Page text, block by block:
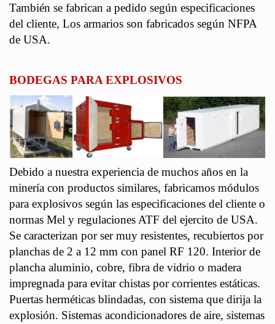
También se fabrican a pedido según especificaciones
del cliente, Los armarios son fabricados según NFPA
de USA.
BODEGAS PARA EXPLOSIVOS
Debido a nuestra experiencia de muchos años en la
minería con productos similares, fabricamos módulos
para explosivos según las especificaciones del cliente o
normas Mel y regulaciones ATF del ejercito de USA.
Se caracterizan por ser muy resistentes, recubiertos por
planchas de 2 a 12 mm con panel RF 120. Interior de
plancha aluminio, cobre, fibra de vidrio o madera
impregnada para evitar chistas por corrientes estáticas.
Puertas herméticas blindadas, con sistema que dirija la
explosión. Sistemas acondicionadores de aire, sistemas